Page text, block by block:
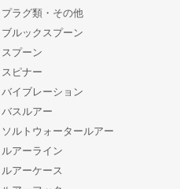
プラグ類・その他
ブルックスプーン
スプーン
スピナー
バイブレーション
バスルアー
ソルトウォータールアー
ルアーライン
ルアーケース